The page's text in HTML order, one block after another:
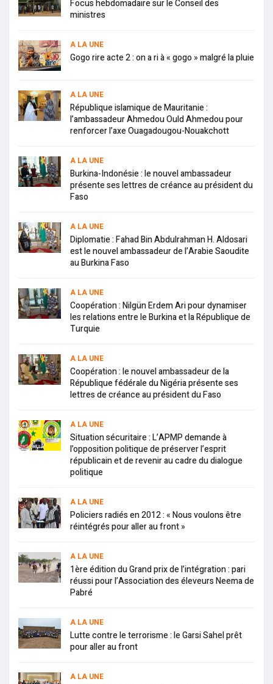
Focus hebdomadaire sur le Conseil des
ministres
A LA UNE
Gogo rire acte 2 : on a ri à « gogo » malgré la pluie
A LA UNE
République islamique de Mauritanie :
l’ambassadeur Ahmedou Ould Ahmedou pour
renforcer l’axe Ouagadougou-Nouakchott
A LA UNE
Burkina-Indonésie : le nouvel ambassadeur
présente ses lettres de créance au président du
Faso
A LA UNE
Diplomatie : Fahad Bin Abdulrahman H. Aldosari
est le nouvel ambassadeur de l’Arabie Saoudite
au Burkina Faso
A LA UNE
Coopération : Nilgün Erdem Ari pour dynamiser
les relations entre le Burkina et la République de
Turquie
A LA UNE
Coopération : le nouvel ambassadeur de la
République fédérale du Nigéria présente ses
lettres de créance au président du Faso
A LA UNE
Situation sécuritaire : L’APMP demande à
l’opposition politique de préserver l’esprit
républicain et de revenir au cadre du dialogue
politique
A LA UNE
Policiers radiés en 2012 : « Nous voulons être
réintégrés pour aller au front »
A LA UNE
1ère édition du Grand prix de l’intégration : pari
réussi pour l’Association des éleveurs Neema de
Pabré
A LA UNE
Lutte contre le terrorisme : le Garsi Sahel prêt
pour aller au front
A LA UNE